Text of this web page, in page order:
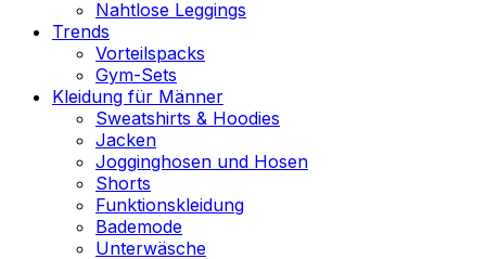
Nahtlose Leggings
Trends
Vorteilspacks
Gym-Sets
Kleidung für Männer
Sweatshirts & Hoodies
Jacken
Jogginghosen und Hosen
Shorts
Funktionskleidung
Bademode
Unterwäsche